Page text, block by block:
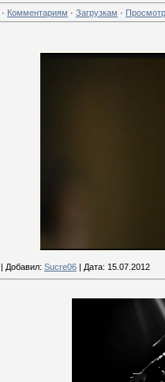
· Комментариям · Загрузкам ·
Добавил: Sucre06 Дата: 15.07.2012